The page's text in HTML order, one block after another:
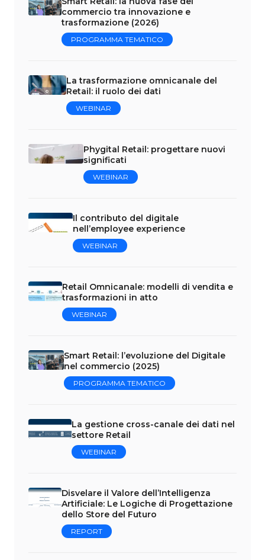
commercio tra innovazione e
trasformazione (2026)
PROGRAMMA TEMATICO
La trasformazione omnicanale del
Retail: il ruolo dei dati
WEBINAR
Phygital Retail: progettare nuovi
significati
WEBINAR
Il contributo del digitale
nell’employee experience
WEBINAR
Retail Omnicanale: modelli di vendita e
trasformazioni in atto
WEBINAR
Smart Retail: l’evoluzione del Digitale
nel commercio (2025)
PROGRAMMA TEMATICO
La gestione cross-canale dei dati nel
settore Retail
WEBINAR
Disvelare il Valore dell’Intelligenza
Artificiale: Le Logiche di Progettazione
dello Store del Futuro
REPORT